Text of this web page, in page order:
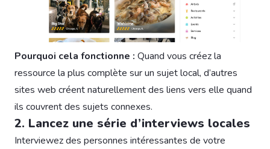
Pourquoi cela fonctionne : Quand vous créez la
ressource la plus complète sur un sujet local, d’autres
sites web créent naturellement des liens vers elle quand
ils couvrent des sujets connexes.
2. Lancez une série d’interviews locales
Interviewez des personnes intéressantes de votre